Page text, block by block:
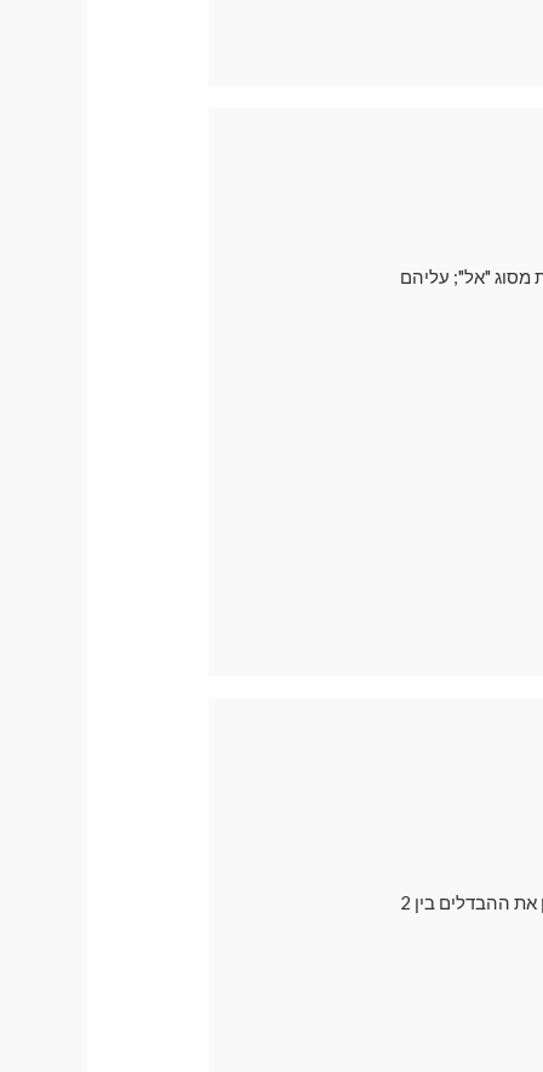
מסוג "אל"; עליהם
בדרך כלל אנו ממליצים לרכישה על וילונות מגנטיים עם פתח למראה , אך רבים עדיין רוצים להבין את ההבדלים בין 2